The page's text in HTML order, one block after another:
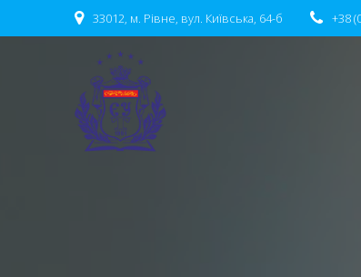
до
33012, м. Рівне, вул. Київська, 64-б +38